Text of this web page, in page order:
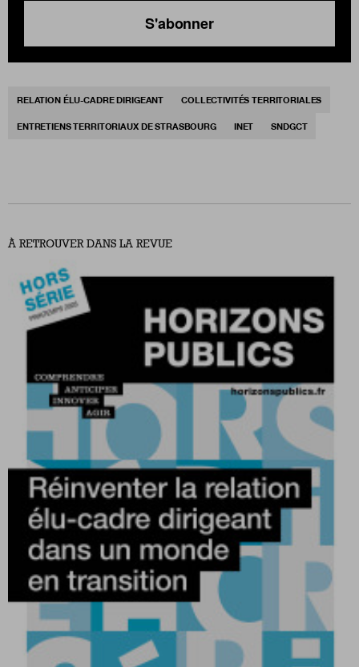
S'abonner
RELATION ÉLU-CADRE DIRIGEANT COLLECTIVITÉS TERRITORIALES
ENTRETIENS TERRITORIAUX DE STRASBOURG INET SNDGCT
À RETROUVER DANS LA REVUE